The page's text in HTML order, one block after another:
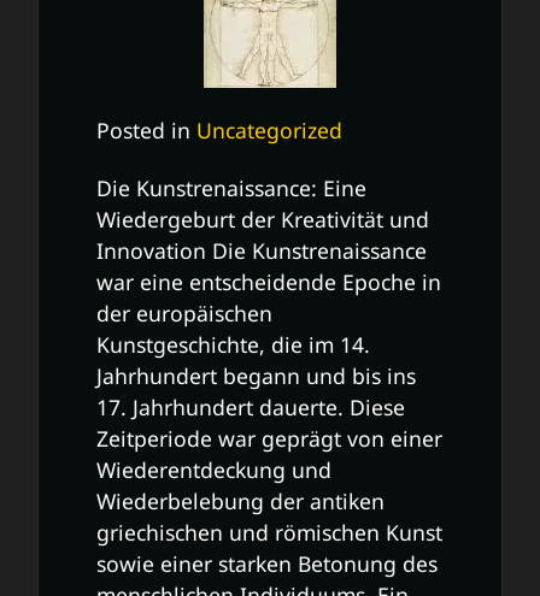
Posted in Uncategorized
Die Kunstrenaissance: Eine
Wiedergeburt der Kreativität und
Innovation Die Kunstrenaissance
war eine entscheidende Epoche in
der europäischen
Kunstgeschichte, die im 14.
Jahrhundert begann und bis ins
17. Jahrhundert dauerte. Diese
Zeitperiode war geprägt von einer
Wiederentdeckung und
Wiederbelebung der antiken
griechischen und römischen Kunst
sowie einer starken Betonung des